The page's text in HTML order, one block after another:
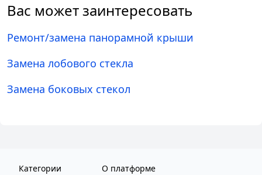
Вас может заинтересовать
Ремонт/замена панорамной крыши
Замена лобового стекла
Замена боковых стекол
Категории
О платформе